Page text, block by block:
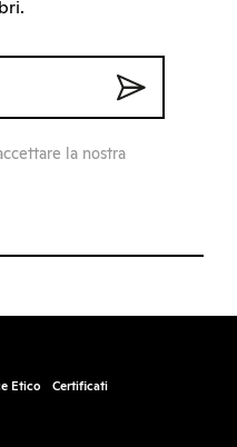
la nostra
Etico Certificati